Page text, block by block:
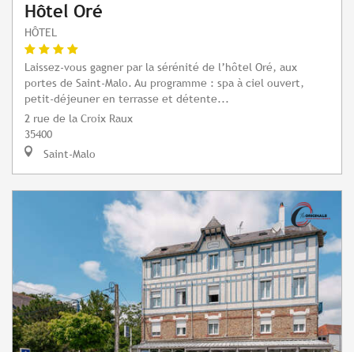
Hôtel Oré
HÔTEL
Laissez-vous gagner par la sérénité de l’hôtel Oré, aux
portes de Saint-Malo. Au programme : spa à ciel ouvert,
petit-déjeuner en terrasse et détente...
2 rue de la Croix Raux
35400
Saint-Malo